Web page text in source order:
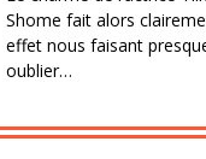
Shome fait alors
effet nous faisant
oublier…